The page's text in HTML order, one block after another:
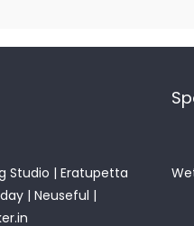
Studio | Eratupetta
| Neuseful |